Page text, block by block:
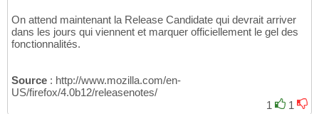
On attend maintenant la Release Candidate qui devrait arriver
dans les jours qui viennent et marquer officiellement le gel des
fonctionnalités.
Source : http://www.mozilla.com/en-
US/firefox/4.0b12/releasenotes/
1
1